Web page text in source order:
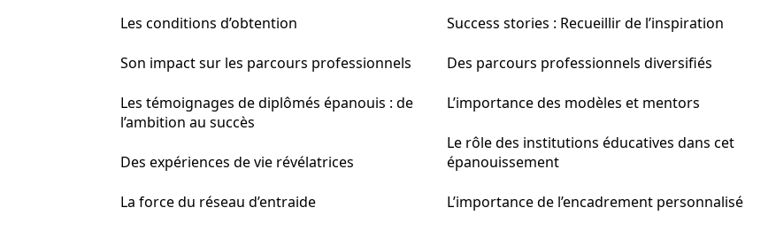
Les conditions d’obtention
Son impact sur les parcours professionnels
Les témoignages de diplômés épanouis : de
l’ambition au succès
Des expériences de vie révélatrices
La force du réseau d’entraide
Success stories : Recueillir de l’inspiration
Des parcours professionnels diversifiés
L’importance des modèles et mentors
Le rôle des institutions éducatives dans cet
épanouissement
L’importance de l’encadrement personnalisé